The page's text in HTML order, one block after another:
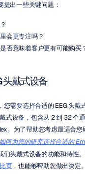
提出一些关键问题：
会更专注吗？
否意味着客户更有可能购买
头戴式设备
您需要选择合适的 EEG 头戴
式设备，包含从 2 到 32 个通
。为了帮助您考虑最适合您
如何为您的研究选择合适的
页，也能够帮助您做出决定。